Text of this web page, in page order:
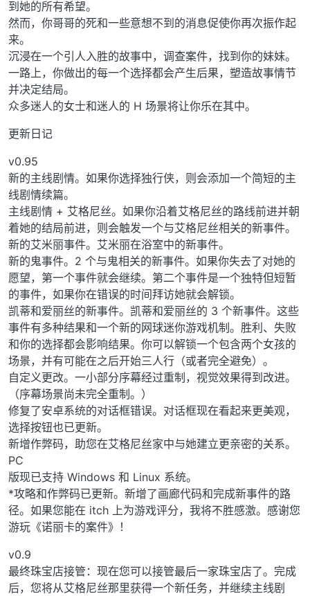
到她的所有希望。
然而，你哥哥的死和一些意想不到的消息促使你再次振作起
来。
沉浸在一个引人入胜的故事中，调查案件，找到你的妹妹。
一路上，你做出的每一个选择都会产生后果，塑造故事情节
并决定结局。
众多迷人的女士和迷人的 H 场景将让你乐在其中。
更新日记
v0.95
新的主线剧情。如果你选择独行侠，则会添加一个简短的主
线剧情续篇。
主线剧情 + 艾格尼丝。如果你沿着艾格尼丝的路线前进并朝
着她的结局前进，则会触发一个与艾格尼丝相关的新事件。
新的艾米丽事件。艾米丽在浴室中的新事件。
新的鬼事件。2 个与鬼相关的新事件。如果你失去了对她的
愿望，第一个事件就会继续。第二个事件是一个独特但短暂
的事件，如果你在错误的时间拜访她就会解锁。
凯蒂和爱丽丝的新事件。凯蒂和爱丽丝的 3 个新事件。这些
事件有多种结果和一个新的网球迷你游戏机制。胜利、失败
和你的选择都会影响结果。你可以解锁一个包含两个女孩的
场景，并有可能在之后开始三人行（或者完全避免）。
自定义更改。一小部分序幕经过重制，视觉效果得到改进。
（序幕场景尚未完全重制。）
修复了安卓系统的对话框错误。对话框现在看起来更美观，
选择按钮也已更新。
新增作弊码，助您在艾格尼丝家中与她建立更亲密的关系。
PC
版现已支持 Windows 和 Linux 系统。
*攻略和作弊码已更新。新增了画廊代码和完成新事件的路
径。如果您能在 itch 上为游戏评分，我将不胜感激。感谢您
游玩《诺丽卡的案件》！
v0.9
最终珠宝店接管：现在您可以接管最后一家珠宝店了。完成
后，您将从艾格尼丝那里获得一个新任务，并继续主线剧